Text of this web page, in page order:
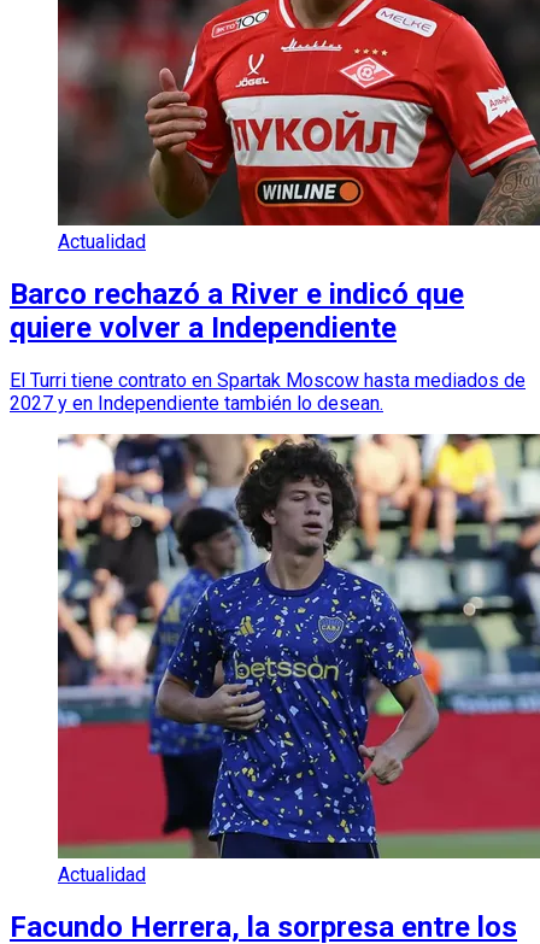
Actualidad
Barco rechazó a River e indicó que
quiere volver a Independiente
El Turri tiene contrato en Spartak Moscow hasta mediados de
2027 y en Independiente también lo desean.
Actualidad
Facundo Herrera, la sorpresa entre los